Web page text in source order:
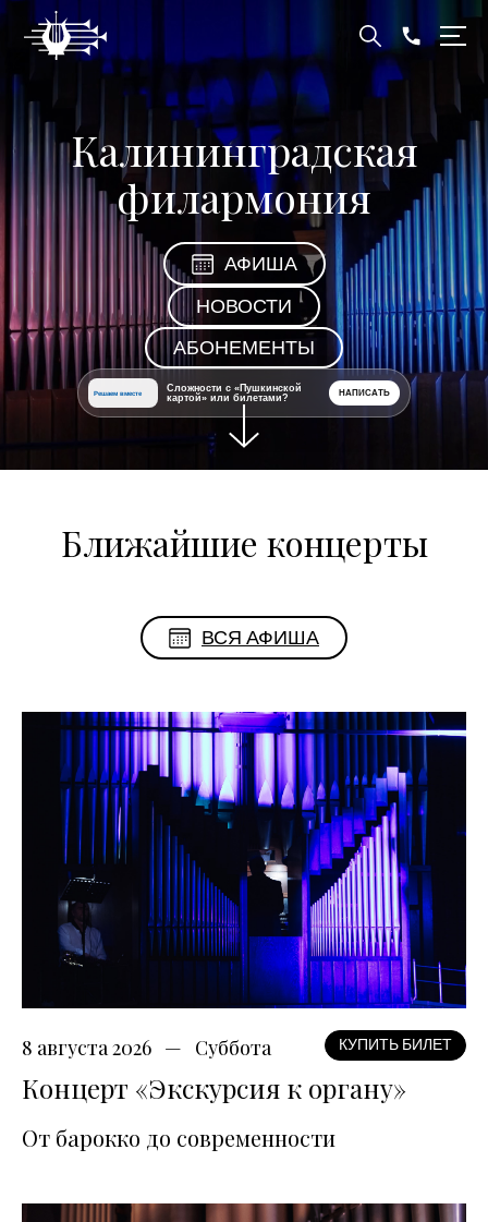
Калининградская
филармония
АФИША
НОВОСТИ
АБОНЕМЕНТЫ
Решаем вместе
Сложности с «Пушкинской
картой» или билетами?
НАПИСАТЬ
Ближайшие концерты
ВСЯ АФИША
8 августа 2026 Суббота КУПИТЬ БИЛЕТ
Концерт «Экскурсия к органу»
От барокко до современности